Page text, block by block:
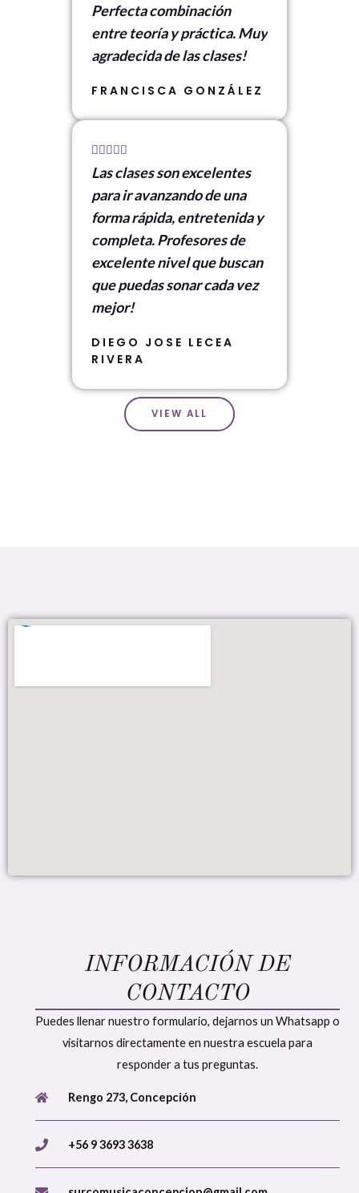
Perfecta combinación
entre teoría y práctica. Muy
agradecida de las clases!
FRANCISCA GONZÁLEZ

/
5
Las clases son excelentes
para ir avanzando de una
forma rápida, entretenida y
completa. Profesores de
excelente nivel que buscan
que puedas sonar cada vez
mejor!
DIEGO JOSE LECEA
RIVERA
VIEW ALL
INFORMACIÓN DE
CONTACTO
Puedes llenar nuestro formulario, dejarnos un Whatsapp o
visitarnos directamente en nuestra escuela para
responder a tus preguntas.
Rengo 273, Concepción
+56 9 3693 3638